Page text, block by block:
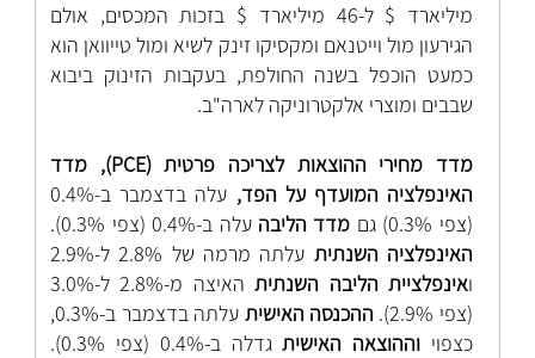
מיליארד $ ל-46 מיליארד $ בזכות המכסים, אולם
הגירעון מול וייטנאם ומקסיקו זינק לשיא ומול טייוואן הוא
כמעט הוכפל בשנה החולפת, בעקבות הזינוק ביבוא
שבבים ומוצרי אלקטרוניקה לארה"ב.
מדד מחירי ההוצאות לצריכה פרטית (PCE), מדד
האינפלציה המועדף על הפד,
עלה בדצמבר ב-0.4%
(צפי 0.3%) גם
מדד הליבה עלה ב-0.4% (צפי 0.3%).
האינפלציה השנתית
עלתה מרמה של 2.8% ל-2.9%
ואינפלציית הליבה השנתית
האיצה מ-2.8% ל-3.0%
(צפי 2.9%).
ההכנסה האישית
עלתה בדצמבר ב-0.3%,
כצפוי וההוצאה האישיתגדלה ב-0.4% (צפי 0.3%).